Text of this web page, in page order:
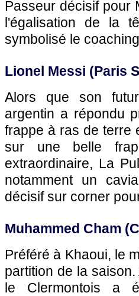
Passeur décisif pour
l'égalisation de la
symbolisé le
Lionel Messi (Paris
Alors que son
argentin a répondu
frappe à ras de terre
sur une belle
extraordinaire, La
notamment un
décisif sur corner
Muhammed Cham
Préféré à Khaoui, le
partition de la
le Clermontois a